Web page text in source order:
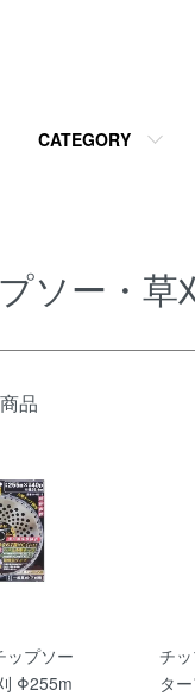
CATEGORY
ソー・草
品
プソー
Φ255m
チ
タ